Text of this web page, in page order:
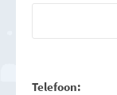
Telefoon: